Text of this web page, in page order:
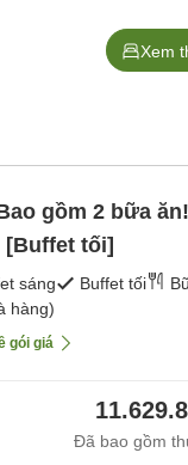
Xem
gồm 2 bữa
[Buffet tối]
sáng Buffet tối
hàng)
gói giá
Đã bao gồm